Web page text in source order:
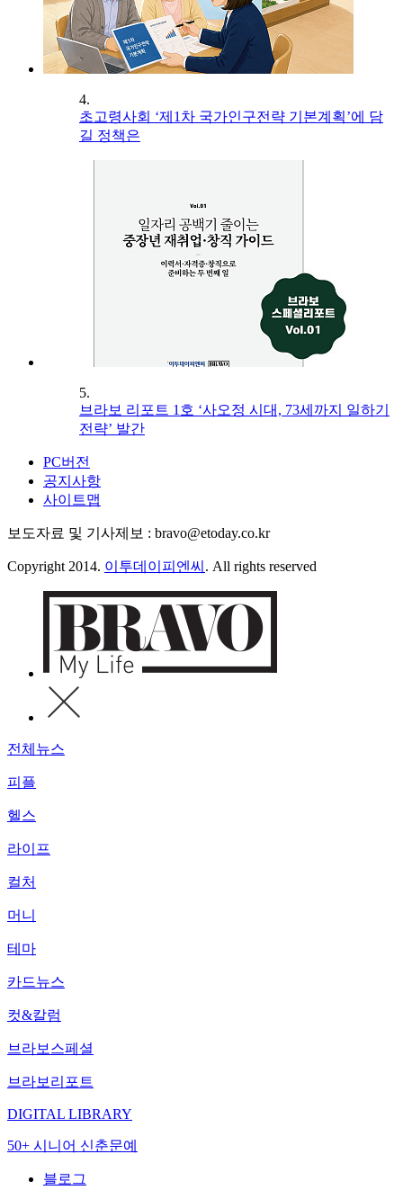
4.
초고령사회 ‘제1차 국가인구전략 기본계획’에 담
길 정책은
5.
브라보 리포트 1호 ‘사오정 시대, 73세까지 일하기
전략’ 발간
PC버전
공지사항
사이트맵
보도자료 및 기사제보 : bravo@etoday.co.kr
Copyright 2014. 이투데이피엔씨 . All rights reserved
전체뉴스
피플
헬스
라이프
컬처
머니
테마
카드뉴스
컷&칼럼
브라보스페셜
브라보리포트
DIGITAL LIBRARY
50+ 시니어 신춘문예
블로그